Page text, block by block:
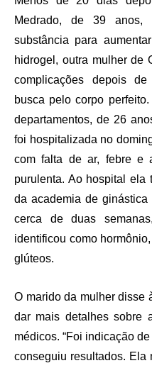
Medrado, de 39
substância para
hidrogel, outra mulher de
complicações depois
busca pelo corpo
departamentos, de 26
foi hospitalizada no
com falta de ar, febre e
purulenta. Ao hospital ela
da academia de
cerca de duas
identificou como
glúteos.
O marido da mulher disse
dar mais detalhes sobre
médicos. “Foi indicação
conseguiu resultados. Ela